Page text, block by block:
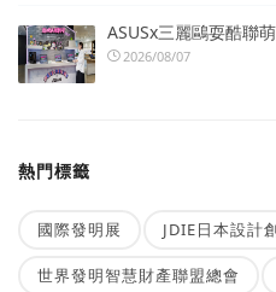
ASUSx三麗鷗耍酷聯
2026/08/07
熱門標籤
國際發明展 JDIE日本設計
世界發明智慧財產聯盟總會